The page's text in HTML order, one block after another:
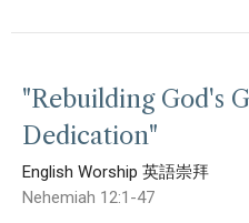
"Rebuilding God's
Dedication"
English Worship 英語崇拜
Nehemiah 12:1-47